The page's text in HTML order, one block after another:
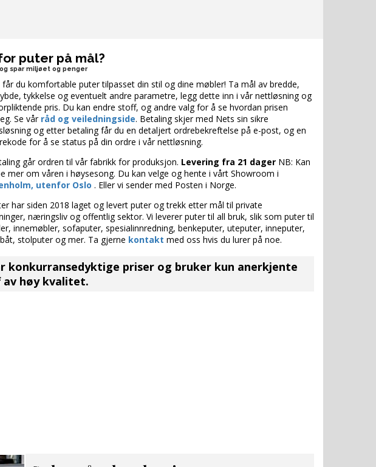
puter på mål?
spar miljøet og penger
får du komfortable puter tilpasset din stil og dine møbler! Ta mål av bredde,
tykkelse og eventuelt andre parametre, legg dette inn i vår nettløsning og
pris. Du kan endre stoff, og andre valg for å se hvordan prisen
Se vår råd og veiledningside. Betaling skjer med Nets sin sikre
og etter betaling får du en detaljert ordrebekreftelse på e-post, og en
for å se status på din ordre i vår nettløsning.
går ordren til vår fabrikk for produksjon. Levering fra 21 dager NB: Kan
mer om våren i høysesong. Du kan velge og hente i vårt Showroom i
utenfor Oslo . Eller vi sender med Posten i Norge.
har siden 2018 laget og levert puter og trekk etter mål til private
næringsliv og offentlig sektor. Vi leverer puter til all bruk, slik som puter til
innemøbler, sofaputer, spesialinnredning, benkeputer, uteputer, inneputer,
stolputer og mer. Ta gjerne kontakt med oss hvis du lurer på noe.
konkurransedyktige priser og bruker kun anerkjente
høy kvalitet.